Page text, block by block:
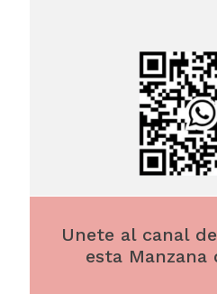
Unete al canal
esta Manzana